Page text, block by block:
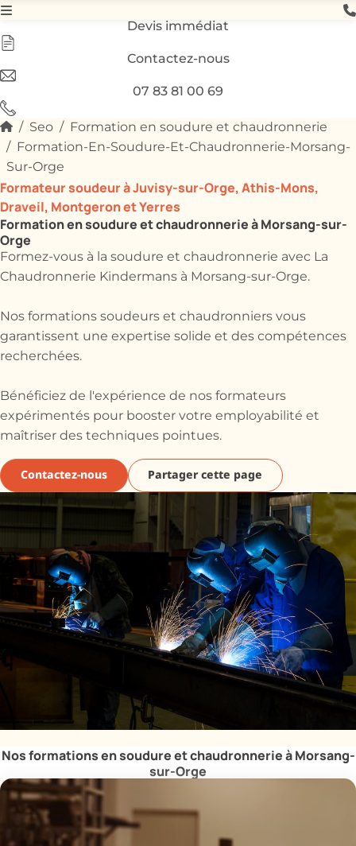
Devis immédiat
Contactez-nous
07 83 81 00 69
Seo
Formation en soudure et chaudronnerie
Formation-En-Soudure-Et-Chaudronnerie-Morsang-
Sur-Orge
Formation en soudure et chaudronnerie à Morsang-sur-
Orge
Formateur soudeur à Juvisy-sur-Orge, Athis-Mons,
Draveil, Montgeron et Yerres
Formez-vous à la soudure et chaudronnerie avec La
Chaudronnerie Kindermans à Morsang-sur-Orge.
Nos formations soudeurs et chaudronniers vous
garantissent une expertise solide et des compétences
recherchées.
Bénéficiez de l'expérience de nos formateurs
expérimentés pour booster votre employabilité et
maîtriser des techniques pointues.
Contactez-nous Partager cette page
Nos formations en soudure et chaudronnerie à Morsang-
sur-Orge